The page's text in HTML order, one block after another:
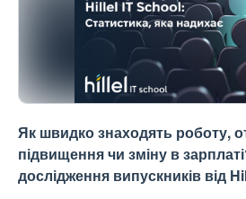
Як швидко знаходять роботу,
підвищення чи зміну в
дослідження випускників від